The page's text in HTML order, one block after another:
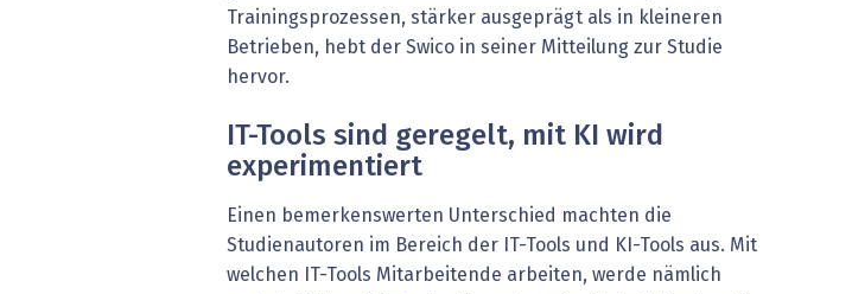
Trainingsprozessen, stärker ausgeprägt als in kleineren
Betrieben, hebt der Swico in seiner Mitteilung zur Studie
hervor.
IT-Tools sind geregelt, mit KI wird
experimentiert
Einen bemerkenswerten Unterschied machten die
Studienautoren im Bereich der IT-Tools und KI-Tools aus. Mit
welchen IT-Tools Mitarbeitende arbeiten, werde nämlich